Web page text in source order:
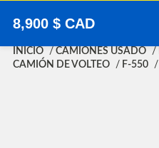
8,900 $ CAD
INICIO CAMIONES USADO
CAMIÓN DE VOLTEO
F-550